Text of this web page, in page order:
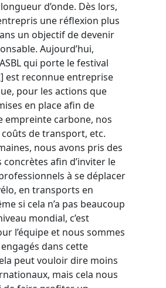
d’onde. Dès lors,
une réflexion plus
un objectif de devenir
Aujourd’hui,
qui porte le festival
est reconnue entreprise
pour les actions que
en place afin de
empreinte carbone, nos
de transport, etc.
nous avons pris des
concrètes afin d’inviter le
à se déplacer
en transports en
si cela n’a pas beaucoup
mondial, c’est
l’équipe et nous sommes
dans cette
peut vouloir dire moins
mais cela nous